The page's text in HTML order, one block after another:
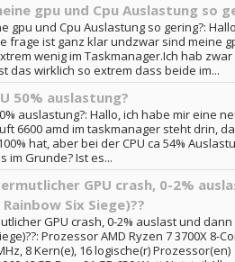
gpu und Cpu Auslastung so
gpu und Cpu Auslastung so gering?: Hallo
frage ist ganz klar undzwar sind meine
wenig im Taskmanager.Ich hab zwar
das wirklich so extrem dass beide im...
50% auslastung?
auslastung?: Hallo, ich habe mir eine
6600 amd im taskmanager steht drin,
hat, aber bei der CPU ca 54%
im Grunde? Ist es...
GPU crash, 0-2%
Six Siege)??
GPU crash, 0-2% auslast und
Prozessor AMD Ryzen 7 3700X 8-
8 Kern(e), 16 logische(r) Prozessor(en)